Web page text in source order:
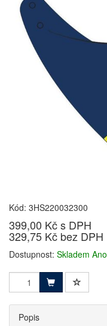
Kód: 3HS220032300
399,00 Kč s DPH
329,75 Kč bez DPH
Dostupnost: Skladem Ano
Popis